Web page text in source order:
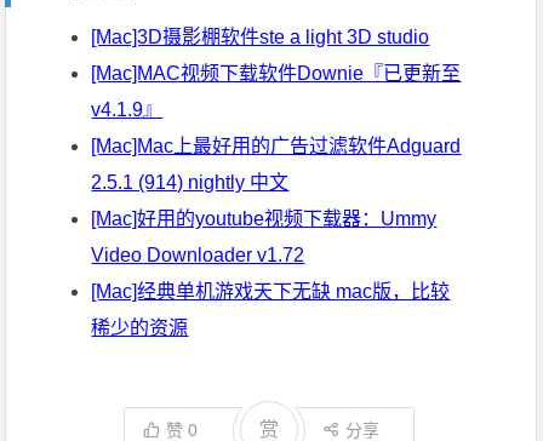
[Mac]3D摄影棚软件ste a light 3D studio
[Mac]MAC视频下载软件Downie『已更新至
v4.1.9』
[Mac]Mac上最好用的广告过滤软件Adguard
2.5.1 (914) nightly 中文
[Mac]好用的youtube视频下载器：Ummy
Video Downloader v1.72
[Mac]经典单机游戏天下无缺 mac版，比较
稀少的资源
赞0 赏 分享